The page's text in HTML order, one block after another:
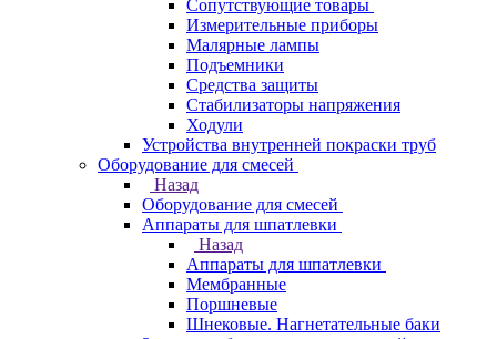
Сопутствующие товары
Измерительные приборы
Малярные лампы
Подъемники
Средства защиты
Стабилизаторы напряжения
Ходули
Устройства внутренней покраски труб
Оборудование для смесей
Назад
Оборудование для смесей
Аппараты для шпатлевки
Назад
Аппараты для шпатлевки
Мембранные
Поршневые
Шнековые. Нагнетательные баки